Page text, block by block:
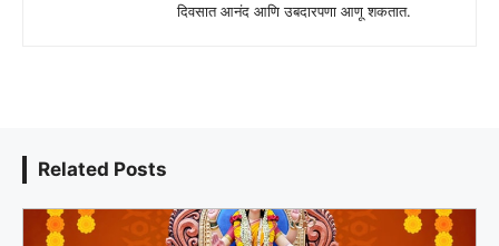
दिवसात आनंद आणि उबदारपणा आणू शकतात.
Related Posts